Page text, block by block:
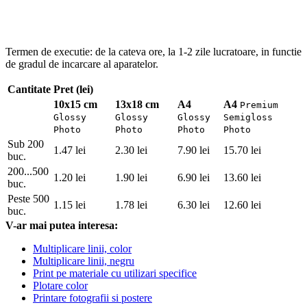
Termen de executie: de la cateva ore, la 1-2 zile lucratoare, in functie
de gradul de incarcare al aparatelor.
Cantitate Pret (lei)
10x15 cm
Glossy
Photo
13x18 cm
Glossy
Photo
A4
Glossy
Photo
A4 Premium
Semigloss
Photo
Sub 200
buc.
1.47 lei 2.30 lei 7.90 lei
15.70 lei
200...500
buc.
1.20 lei 1.90 lei 6.90 lei
13.60 lei
Peste 500
buc.
1.15 lei 1.78 lei 6.30 lei
12.60 lei
V-ar mai putea interesa:
Multiplicare linii, color
Multiplicare linii, negru
Print pe materiale cu utilizari specifice
Plotare color
Printare fotografii si postere